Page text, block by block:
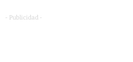
- Publicidad -